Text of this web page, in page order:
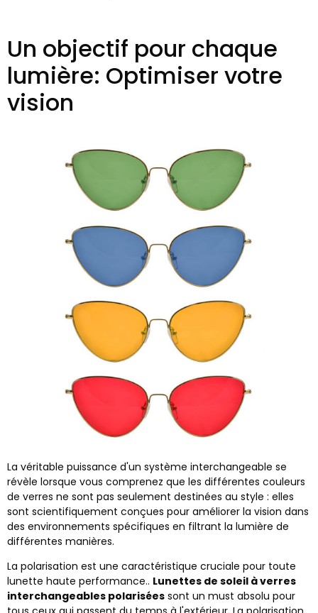
Un objectif pour chaque
lumière: Optimiser votre
vision
La véritable puissance d'un système interchangeable se
révèle lorsque vous comprenez que les différentes couleurs
de verres ne sont pas seulement destinées au style : elles
sont scientifiquement conçues pour améliorer la vision dans
des environnements spécifiques en filtrant la lumière de
différentes manières.
La polarisation est une caractéristique cruciale pour toute
lunette haute performance.. Lunettes de soleil à verres
interchangeables polarisées sont un must absolu pour